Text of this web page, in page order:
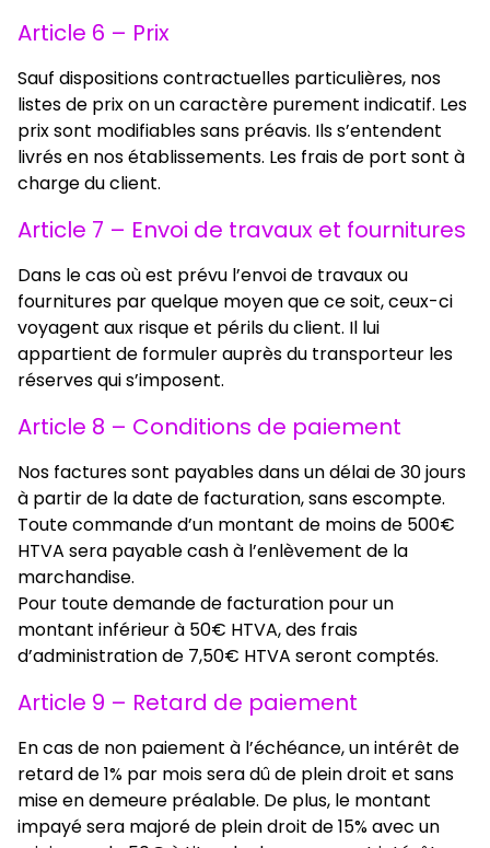
Article 6 – Prix
Sauf dispositions contractuelles particulières, nos
listes de prix on un caractère purement indicatif. Les
prix sont modifiables sans préavis. Ils s’entendent
livrés en nos établissements. Les frais de port sont à
charge du client.
Article 7 – Envoi de travaux et fournitures
Dans le cas où est prévu l’envoi de travaux ou
fournitures par quelque moyen que ce soit, ceux-ci
voyagent aux risque et périls du client. Il lui
appartient de formuler auprès du transporteur les
réserves qui s’imposent.
Article 8 – Conditions de paiement
Nos factures sont payables dans un délai de 30 jours
à partir de la date de facturation, sans escompte.
Toute commande d’un montant de moins de 500€
HTVA sera payable cash à l’enlèvement de la
marchandise.
Pour toute demande de facturation pour un
montant inférieur à 50€ HTVA, des frais
d’administration de 7,50€ HTVA seront comptés.
Article 9 – Retard de paiement
En cas de non paiement à l’échéance, un intérêt de
retard de 1% par mois sera dû de plein droit et sans
mise en demeure préalable. De plus, le montant
impayé sera majoré de plein droit de 15% avec un